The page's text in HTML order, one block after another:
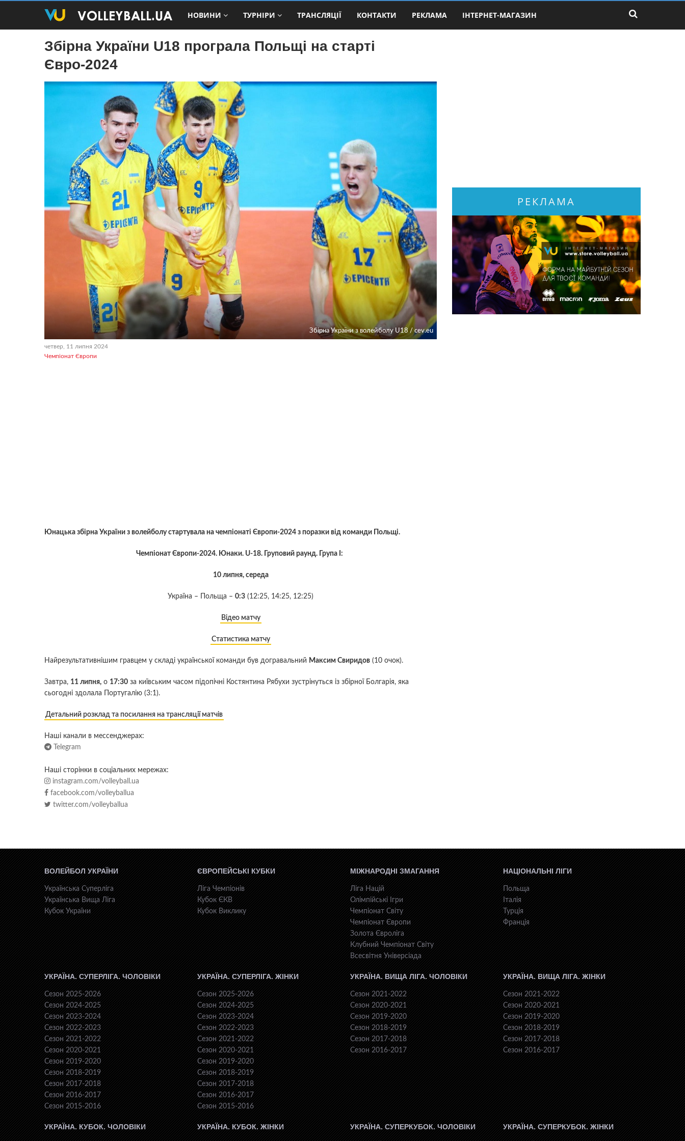
НОВИНИ ТУРНІРИ ТРАНСЛЯЦІЇ КОНТАКТИ РЕКЛАМА ІНТЕРНЕТ-МАГАЗИН
Збірна України U18 програла Польщі на старті
Євро-2024
Збірна України з волейболу U18 / cev.eu
четвер, 11 липня 2024
Чемпіонат Європи
Юнацька збірна України з волейболу стартувала на чемпіонаті Європи-2024 з поразки від команди Польщі.
Чемпіонат Європи-2024. Юнаки. U-18. Груповий раунд. Група І:
10 липня, середа
Україна – Польща – 0:3 (12:25, 14:25, 12:25)
Відео матчу
Статистика матчу
Найрезультативнішим гравцем у складі української команди був догравальний Максим Свиридов (10 очок).
Завтра, 11 липня, о 17:30 за київським часом підопічні Костянтина Рябухи зустрінуться із збірної Болгарія, яка
сьогодні здолала Португалію (3:1).
Детальний розклад та посилання на трансляції матчів
Наші канали в мессенджерах:
Telegram
Наші сторінки в соціальних мережах:
instagram.com/volleyball.ua
facebook.com/volleyballua
twitter.com/volleyballua
РЕКЛАМА
ВОЛЕЙБОЛ УКРАЇНИ
Українська Суперліга
Українська Вища Ліга
Кубок України
ЄВРОПЕЙСЬКІ КУБКИ
Ліга Чемпіонів
Кубок ЄКВ
Кубок Виклику
МІЖНАРОДНІ ЗМАГАННЯ
Ліга Націй
Олімпійські Ігри
Чемпіонат Світу
Чемпіонат Європи
Золота Євроліга
Клубний Чемпіонат Світу
Всесвiтня Унiверсiaда
НАЦІОНАЛЬНІ ЛІГИ
Польща
Італія
Турція
Франція
УКРАЇНА. СУПЕРЛІГА. ЧОЛОВІКИ
Сезон 2025-2026
Сезон 2024-2025
Сезон 2023-2024
Сезон 2022-2023
Сезон 2021-2022
Сезон 2020-2021
Сезон 2019-2020
Сезон 2018-2019
Сезон 2017-2018
Сезон 2016-2017
Сезон 2015-2016
УКРАЇНА. СУПЕРЛІГА. ЖІНКИ
Сезон 2025-2026
Сезон 2024-2025
Сезон 2023-2024
Сезон 2022-2023
Сезон 2021-2022
Сезон 2020-2021
Сезон 2019-2020
Сезон 2018-2019
Сезон 2017-2018
Сезон 2016-2017
Сезон 2015-2016
УКРАЇНА. ВИЩА ЛІГА. ЧОЛОВІКИ
Сезон 2021-2022
Сезон 2020-2021
Сезон 2019-2020
Сезон 2018-2019
Сезон 2017-2018
Сезон 2016-2017
УКРАЇНА. ВИЩА ЛІГА. ЖІНКИ
Сезон 2021-2022
Сезон 2020-2021
Сезон 2019-2020
Сезон 2018-2019
Сезон 2017-2018
Сезон 2016-2017
УКРАЇНА. КУБОК. ЧОЛОВІКИ УКРАЇНА. КУБОК. ЖІНКИ УКРАЇНА. СУПЕРКУБОК. ЧОЛОВІКИ УКРАЇНА. СУПЕРКУБОК. ЖІНКИ